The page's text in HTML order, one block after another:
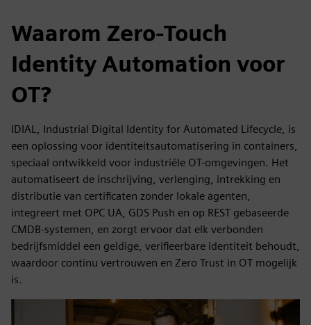
Waarom Zero-Touch
Identity Automation voor
OT?
IDIAL, Industrial Digital Identity for Automated Lifecycle, is
een oplossing voor identiteitsautomatisering in containers,
speciaal ontwikkeld voor industriële OT-omgevingen. Het
automatiseert de inschrijving, verlenging, intrekking en
distributie van certificaten zonder lokale agenten,
integreert met OPC UA, GDS Push en op REST gebaseerde
CMDB-systemen, en zorgt ervoor dat elk verbonden
bedrijfsmiddel een geldige, verifieerbare identiteit behoudt,
waardoor continu vertrouwen en Zero Trust in OT mogelijk
is.